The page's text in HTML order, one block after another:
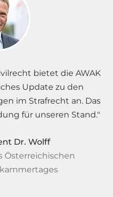
bietet die AWAK
Update zu den
im Strafrecht an. Das
für unseren Stand."
Dr. Wolff
Österreichischen